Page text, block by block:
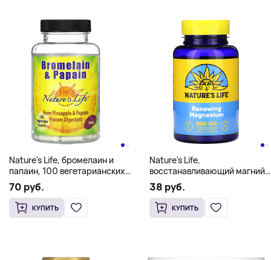
Nature's Life, бромелаин и
папаин, 100 вегетарианских
капсул
70 руб.
КУПИТЬ
Nature's Life,
восстанавливающий магний,
100 вегетарианских капсул
38 руб.
КУПИТЬ